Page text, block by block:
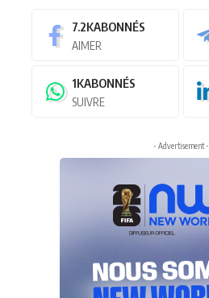
7.2KABONNÉS
AIMER
1KABONNÉS
SUIVRE
- Advertisement -